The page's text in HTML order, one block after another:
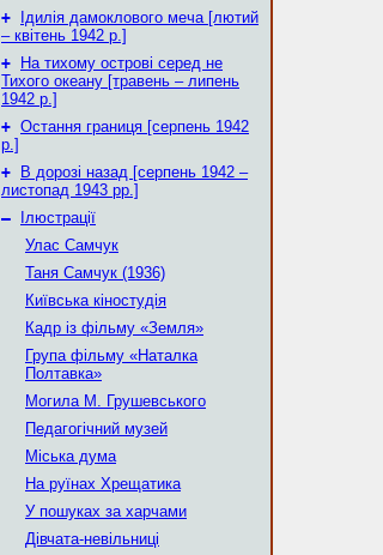
+
Ідилія дамоклового меча [лютий
– квітень 1942 р.]
+
На тихому острові серед не
Тихого океану [травень – липень
1942 р.]
+ Остання границя [серпень 1942
р.]
+
В дорозі назад [серпень 1942 –
листопад 1943 рр.]
–
Ілюстрації
Улас Самчук
Таня Самчук (1936)
Київська кіностудія
Кадр із фільму «Земля»
Група фільму «Наталка
Полтавка»
Могила М. Грушевського
Педагогічний музей
Міська дума
На руїнах Хрещатика
У пошуках за харчами
Дівчата-невільниці